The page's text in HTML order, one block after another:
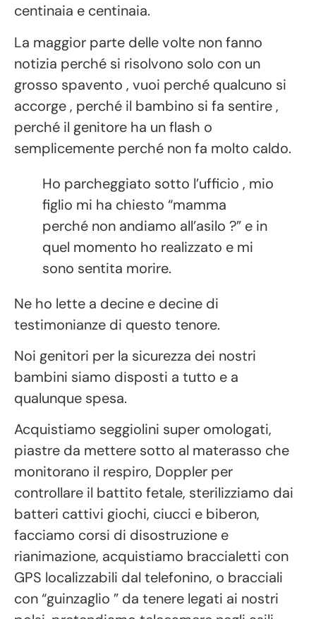
centinaia e centinaia.
La maggior parte delle volte non fanno
notizia perché si risolvono solo con un
grosso spavento , vuoi perché qualcuno si
accorge , perché il bambino si fa sentire ,
perché il genitore ha un flash o
semplicemente perché non fa molto caldo.
Ho parcheggiato sotto l’ufficio , mio
figlio mi ha chiesto “mamma
perché non andiamo all’asilo ?” e in
quel momento ho realizzato e mi
sono sentita morire.
Ne ho lette a decine e decine di
testimonianze di questo tenore.
Noi genitori per la sicurezza dei nostri
bambini siamo disposti a tutto e a
qualunque spesa.
Acquistiamo seggiolini super omologati,
piastre da mettere sotto al materasso che
monitorano il respiro, Doppler per
controllare il battito fetale, sterilizziamo dai
batteri cattivi giochi, ciucci e biberon,
facciamo corsi di disostruzione e
rianimazione, acquistiamo braccialetti con
GPS localizzabili dal telefonino, o bracciali
con “guinzaglio ” da tenere legati ai nostri